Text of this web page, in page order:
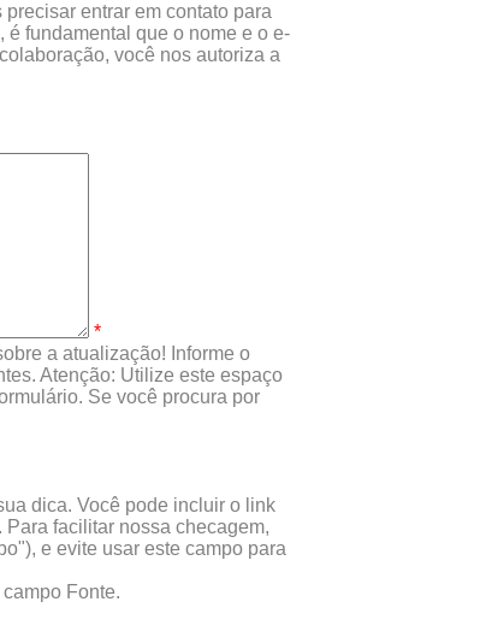
entrar em contato para
fundamental que o nome e o e-
você nos autoriza a
*
a atualização! Informe o
Atenção: Utilize este espaço
Se você procura por
dica. Você pode incluir o link
facilitar nossa checagem,
e evite usar este campo para
Fonte.